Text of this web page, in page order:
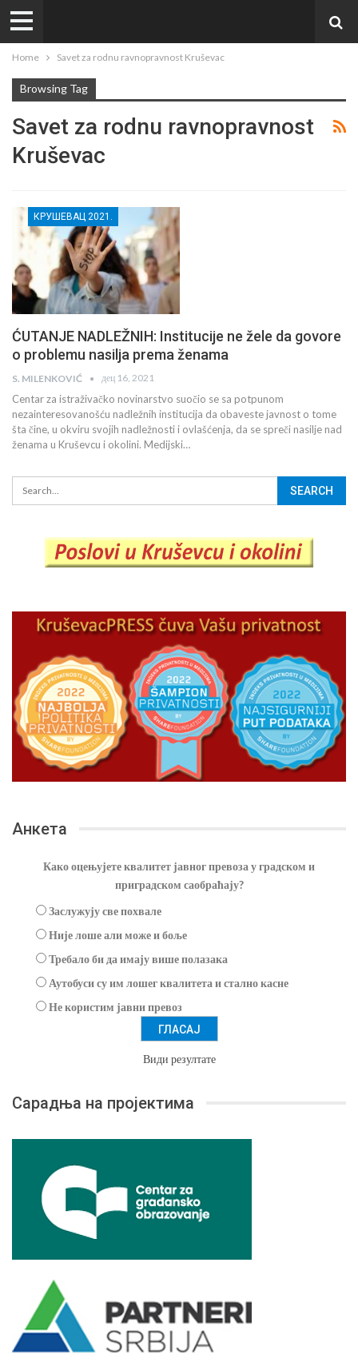
Home Savet za rodnu ravnopravnost Kruševac
Browsing Tag
Savet za rodnu ravnopravnost
Kruševac
КРУШЕВАЦ 2021.
ĆUTANJE NADLEŽNIH: Institucije ne žele da govore
o problemu nasilja prema ženama
S. MILENKOVIĆ дец 16, 2021
Centar za istraživačko novinarstvo suočio se sa potpunom
nezainteresovanošću nadležnih institucija da obaveste javnost o tome
šta čine, u okviru svojih nadležnosti i ovlašćenja, da se spreči nasilje nad
ženama u Kruševcu i okolini. Medijski…
Анкета
Како оцењујете квалитет јавног превоза у градском и
приградском саобраћају?
Заслужују све похвале
Није лоше али може и боље
Требало би да имају више полазака
Аутобуси су им лошег квалитета и стално касне
Не користим јавни превоз
Види резултате
Сарадња на пројектима